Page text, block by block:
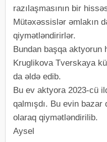
razılaşmasının bir
Mütəxəssislər əmlakın
qiymətləndirirlər.
Bundan başqa aktyorun
Kruglikova Tverskaya
da əldə edib.
Bu ev aktyora 2023-cü
qalmışdı. Bu evin
olaraq qiymətləndirilib.
Aysel